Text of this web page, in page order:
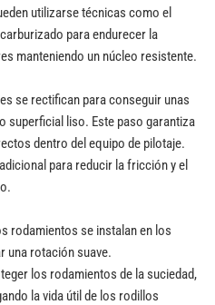
utilizarse técnicas como el
para endurecer la
manteniendo un núcleo resistente.
se rectifican para conseguir unas
superficial liso. Este paso garantiza
dentro del equipo de pilotaje.
para reducir la fricción y el
rodamientos se instalan en los
una rotación suave.
los rodamientos de la suciedad,
la vida útil de los rodillos